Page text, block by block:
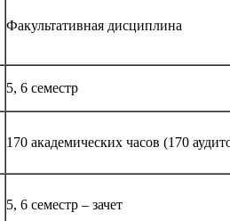
Факультативная дисциплина
5, 6 семестр
170 академических часов (170
5, 6 семестр – зачет